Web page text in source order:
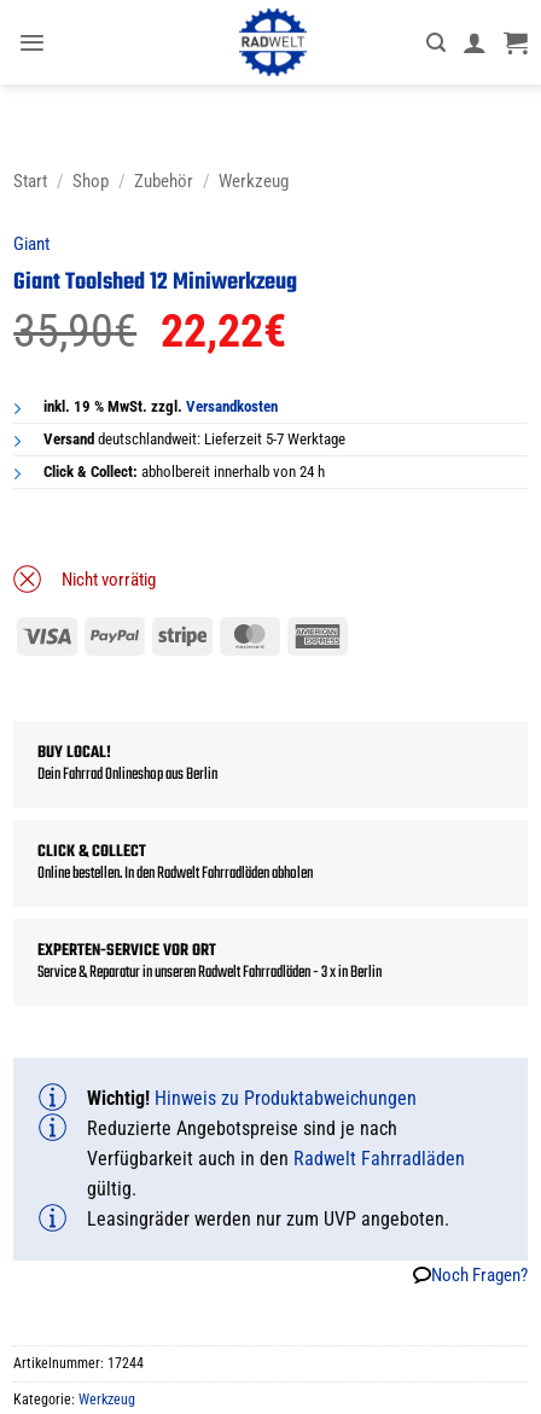
Inhalt
Start / Shop / Zubehör / Werkzeug
Giant
Giant Toolshed 12 Miniwerkzeug
35,90€ Ursprünglicher
war:
35,90€
22,22€
ist:
22,22€.
inkl. 19 % MwSt. zzgl.Versandkosten
Versand deutschlandweit: Lieferzeit 5-7 Werktage
Click & Collect: abholbereit innerhalb von 24 h
Nicht vorrätig
Visa PayPal Stripe MasterCard
BUY LOCAL!
Dein Fahrrad Onlineshop aus Berlin
CLICK & COLLECT
Online bestellen. In den Radwelt Fahrradläden abholen
EXPERTEN-SERVICE VOR ORT
Service & Reparatur in unseren Radwelt Fahrradläden - 3 x in Berlin
Wichtig! Hinweis zu Produktabweichungen
Reduzierte Angebotspreise sind je nach
Verfügbarkeit auch in den Radwelt Fahrradläden
gültig.
Leasingräder werden nur zum UVP angeboten.
Noch Fragen?
Artikelnummer: 17244
Kategorie:Werkzeug